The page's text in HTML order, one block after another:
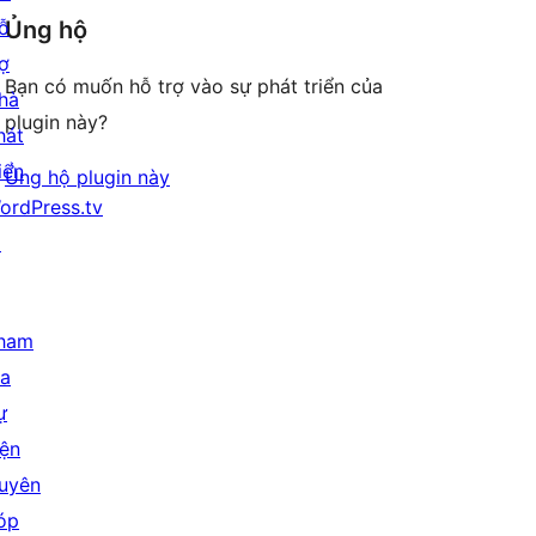
Ủng hộ
Bạn có muốn hỗ trợ vào sự phát triển của
plugin này?
Ủng hộ plugin này